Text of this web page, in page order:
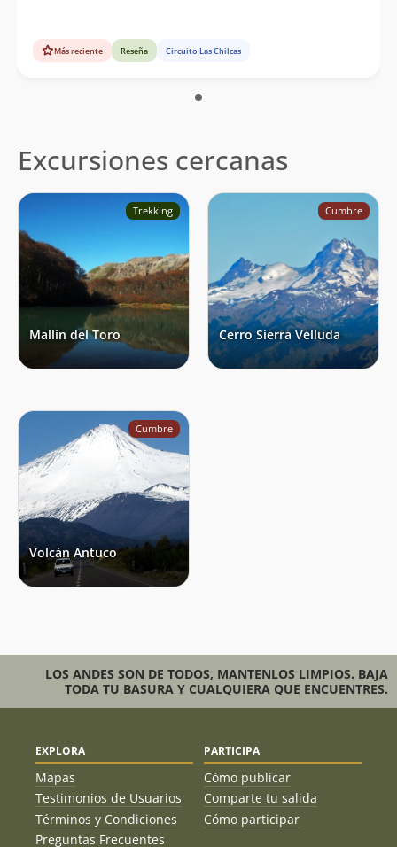
Más reciente Reseña Circuito Las Chilcas
Excursiones cercanas
Trekking
Mallín del Toro
Cumbre
Cerro Sierra Velluda
Cumbre
Volcán Antuco
LOS ANDES SON DE TODOS, MANTENLOS LIMPIOS. BAJA
TODA TU BASURA Y CUALQUIERA QUE ENCUENTRES.
EXPLORA
Mapas
Testimonios de Usuarios
Términos y Condiciones
Preguntas Frecuentes
PARTICIPA
Cómo publicar
Comparte tu salida
Cómo participar